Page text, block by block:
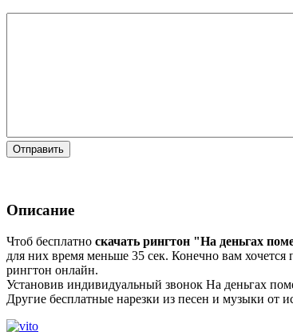
Отправить
Описание
Чтоб бесплатно скачать рингтон "На деньгах
для них время меньше 35 сек. Конечно вам
рингтон онлайн.
Установив индивидуальный звонок На деньгах
Другие бесплатные нарезки из песен и музыки от